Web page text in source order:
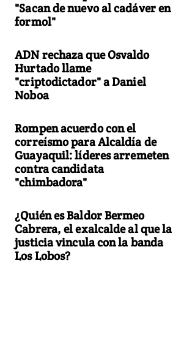
"Sacan de nuevo al cadáver en
formol"
ADN rechaza que Osvaldo
Hurtado llame
"criptodictador" a Daniel
Noboa
Rompen acuerdo con el
correísmo para Alcaldía de
Guayaquil: líderes arremeten
contra candidata
"chimbadora"
¿Quién es Baldor Bermeo
Cabrera, el exalcalde al que la
justicia vincula con la banda
Los Lobos?